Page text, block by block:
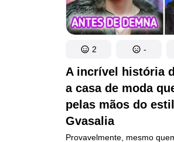
A incrível história
a casa de moda
pelas mãos do
Gvasalia
Provavelmente, mesmo
2 -